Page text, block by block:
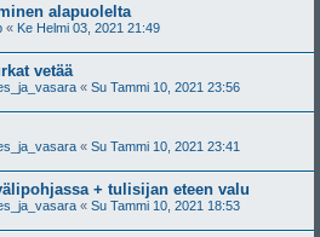
alapuolelta
« Ke Helmi 03, 2021 21:49
vetää
« Su Tammi 10, 2021 23:56
« Su Tammi 10, 2021 23:41
+ tulisijan eteen valu
« Su Tammi 10, 2021 18:53